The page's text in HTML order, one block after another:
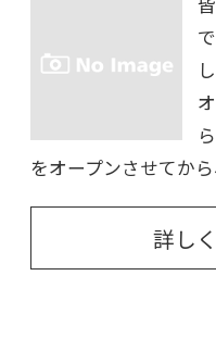
をオープンさせてか
詳し